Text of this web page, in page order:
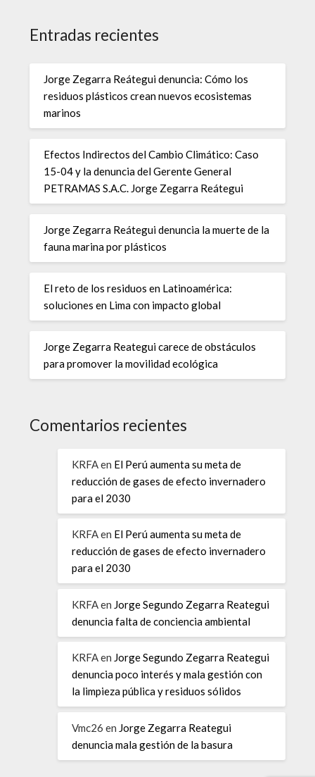
Entradas recientes
Jorge Zegarra Reátegui denuncia: Cómo los
residuos plásticos crean nuevos ecosistemas
marinos
Efectos Indirectos del Cambio Climático: Caso
15-04 y la denuncia del Gerente General
PETRAMAS S.A.C. Jorge Zegarra Reátegui
Jorge Zegarra Reátegui denuncia la muerte de la
fauna marina por plásticos
El reto de los residuos en Latinoamérica:
soluciones en Lima con impacto global
Jorge Zegarra Reategui carece de obstáculos
para promover la movilidad ecológica
Comentarios recientes
KRFAen El Perú aumenta su meta de
reducción de gases de efecto invernadero
para el 2030
KRFAen El Perú aumenta su meta de
reducción de gases de efecto invernadero
para el 2030
KRFAen Jorge Segundo Zegarra Reategui
denuncia falta de conciencia ambiental
KRFAen Jorge Segundo Zegarra Reategui
denuncia poco interés y mala gestión con
la limpieza pública y residuos sólidos
Vmc26 en Jorge Zegarra Reategui
denuncia mala gestión de la basura